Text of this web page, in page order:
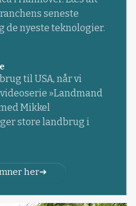
seneste
de nyeste teknologier.
til USA, når vi
»Landmand
Mikkel
store landbrug i
her